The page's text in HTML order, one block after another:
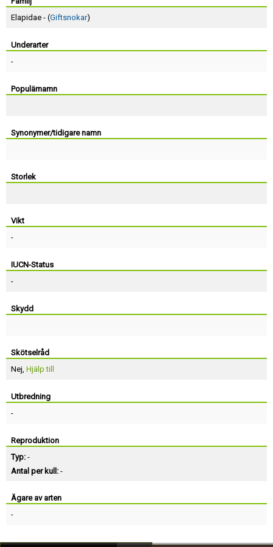
Elapidae - (Giftsnokar)
Underarter
-
Populärnamn
Synonymer/tidigare namn
Storlek
Vikt
-
IUCN-Status
-
Skydd
Skötselråd
Nej, Hjälp till
Utbredning
-
Reproduktion
Typ: -
Antal per kull: -
Ägare av arten
-